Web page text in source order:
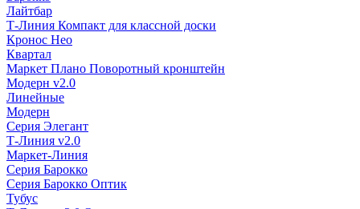
Лайтбар
Т-Линия Компакт для классной доски
Кронос Нео
Квартал
Маркет Плано Поворотный кронштейн
Модерн v2.0
Линейные
Модерн
Серия Элегант
Т-Линия v2.0
Маркет-Линия
Серия Барокко
Серия Барокко Оптик
Тубус